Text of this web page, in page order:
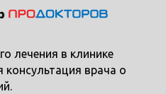
лечения в клинике
консультация врача о